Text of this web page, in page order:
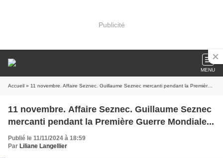
Publicité
MENU
Accueil » 11 novembre. Affaire Seznec. Guillaume Seznec mercanti pendant la Première Guerre Mondiale...
11 novembre. Affaire Seznec. Guillaume Seznec
mercanti pendant la Première Guerre Mondiale...
Publié le 11/11/2024 à 18:59
Par Liliane Langellier